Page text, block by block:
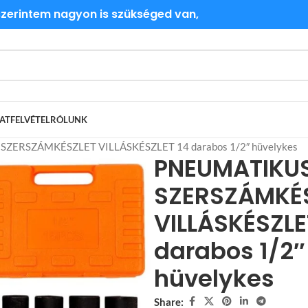
nagyon is szükséged van,
RÓLUNK
VILLÁSKÉSZLET 14 darabos 1/2″ hüvelykes
darabos 1/2″
hüvelykes
Share: